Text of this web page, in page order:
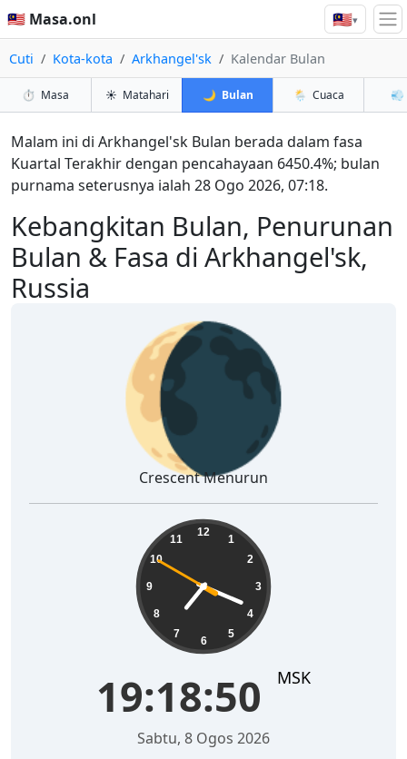
🇲🇾 Masa.onl 🇲🇾▾
Cuti Kota-kota Arkhangel'sk Kalendar Bulan
⏱️ Masa ☀️ Matahari 🌙 Bulan 🌦️ Cuaca 💨
Kebangkitan Bulan, Penurunan
Bulan & Fasa di Arkhangel'sk,
Russia
Malam ini di Arkhangel'sk Bulan berada dalam fasa
Kuartal Terakhir dengan pencahayaan 6450.4%; bulan
purnama seterusnya ialah 28 Ogo 2026, 07:18.
🌘
Crescent Menurun
12
1
2
3
4
5
6
7
8
9
10
11
19:18:51 MSK
Sabtu, 8 Ogos 2026